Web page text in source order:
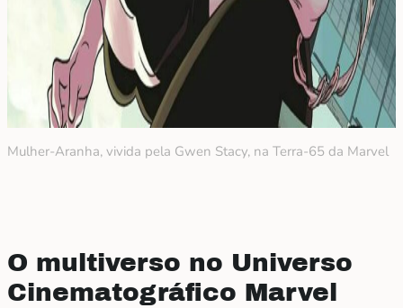
Mulher-Aranha, vivida pela Gwen Stacy, na Terra-65 da Marvel
O multiverso no Universo
Cinematográfico Marvel